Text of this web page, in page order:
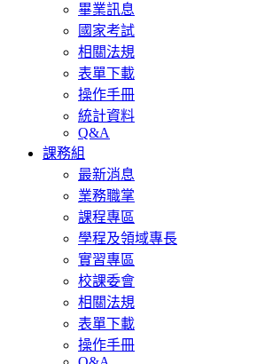
畢業訊息
國家考試
相關法規
表單下載
操作手冊
統計資料
Q&A
課務組
最新消息
業務職掌
課程專區
學程及領域專長
實習專區
校課委會
相關法規
表單下載
操作手冊